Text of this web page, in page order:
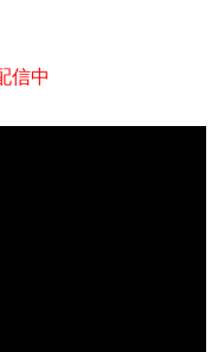
信中